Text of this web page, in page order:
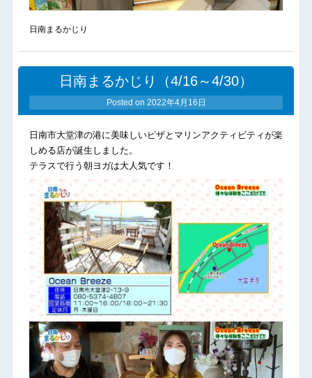
日南まるかじり
日南まるかじり（4/16～4/30）
Posted on 2022年4月16日
日南市大堂津の港に美味しいピザとマリンアクティビティが楽
しめる店が誕生しました。
テラスで行う朝ヨガは大人気です！